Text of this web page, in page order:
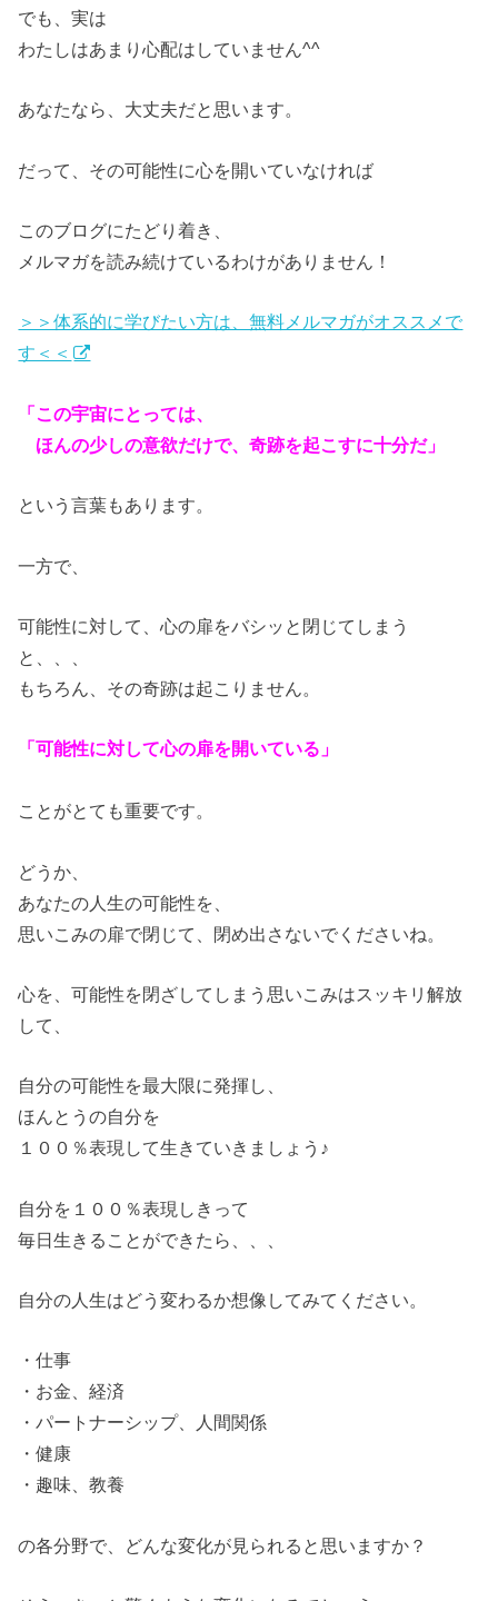
でも、実は
わたしはあまり心配はしていません^^
あなたなら、大丈夫だと思います。
だって、その可能性に心を開いていなければ
このブログにたどり着き、
メルマガを読み続けているわけがありません！
＞＞体系的に学びたい方は、無料メルマガがオススメで
す＜＜
「この宇宙にとっては、
ほんの少しの意欲だけで、奇跡を起こすに十分だ」
という言葉もあります。
一方で、
可能性に対して、心の扉をバシッと閉じてしまう
と、、、
もちろん、その奇跡は起こりません。
「可能性に対して心の扉を開いている」
ことがとても重要です。
どうか、
あなたの人生の可能性を、
思いこみの扉で閉じて、閉め出さないでくださいね。
心を、可能性を閉ざしてしまう思いこみはスッキリ解放
して、
自分の可能性を最大限に発揮し、
ほんとうの自分を
１００％表現して生きていきましょう♪
自分を１００％表現しきって
毎日生きることができたら、、、
自分の人生はどう変わるか想像してみてください。
・仕事
・お金、経済
・パートナーシップ、人間関係
・健康
・趣味、教養
の各分野で、どんな変化が見られると思いますか？